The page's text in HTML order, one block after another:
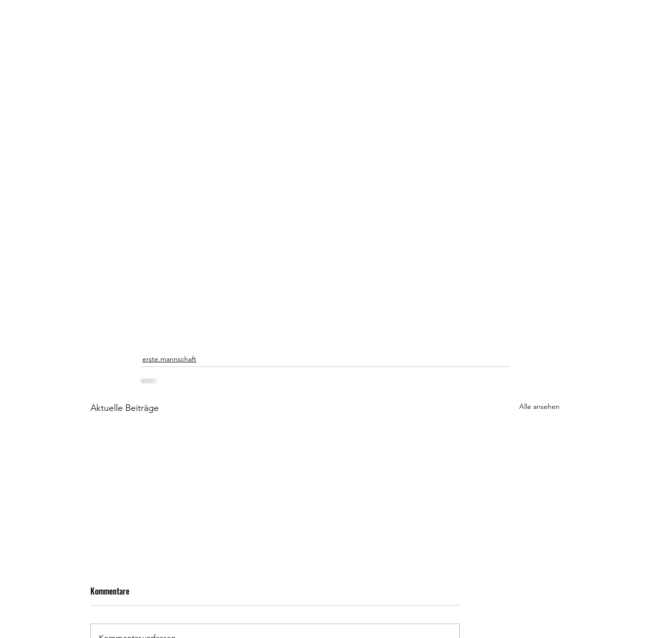
erste.mannschaft
Aktuelle Beiträge Alle ansehen
ASV Arnbach - SpG
Langenalb/Feldrennach 1:2 (0:1)
Bei sommerlichen Temperaturen
entwickelte sich eine insgesamt
Schellbronn 1:0 (0:0)
Am 23. Spieltag empfing die SpG
Langenalb/Feldrennach 0:4 (0:2)
Zum Lokalderby reiste die Rhein-
Kommentare